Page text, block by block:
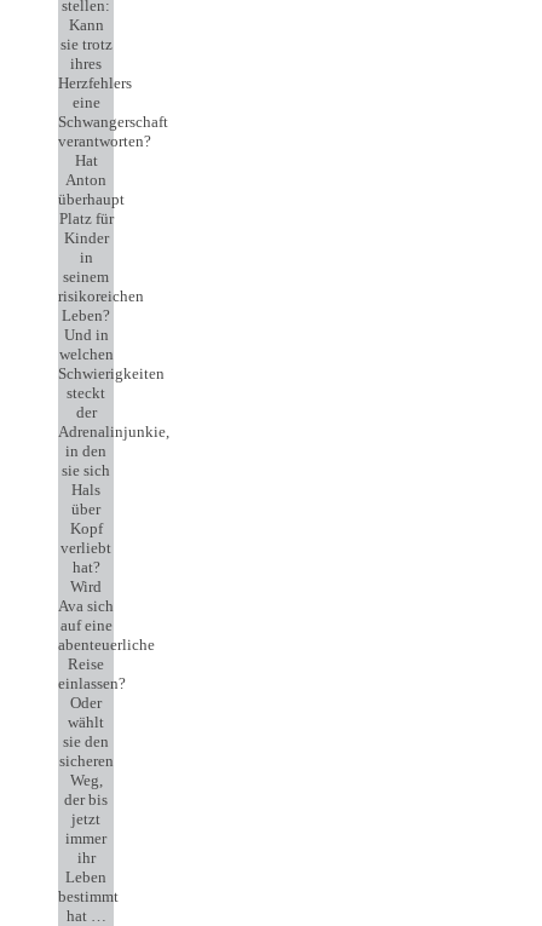
stellen:
Kann
sie trotz
ihres
Herzfehlers
eine
Schwangerschaft
verantworten?
Hat
Anton
überhaupt
Platz für
Kinder
in
seinem
risikoreichen
Leben?
Und in
welchen
Schwierigkeiten
steckt
der
Adrenalinjunkie,
in den
sie sich
Hals
über
Kopf
verliebt
hat?
Wird
Ava sich
auf eine
abenteuerliche
Reise
einlassen?
Oder
wählt
sie den
sicheren
Weg,
der bis
jetzt
immer
ihr
Leben
bestimmt
hat …